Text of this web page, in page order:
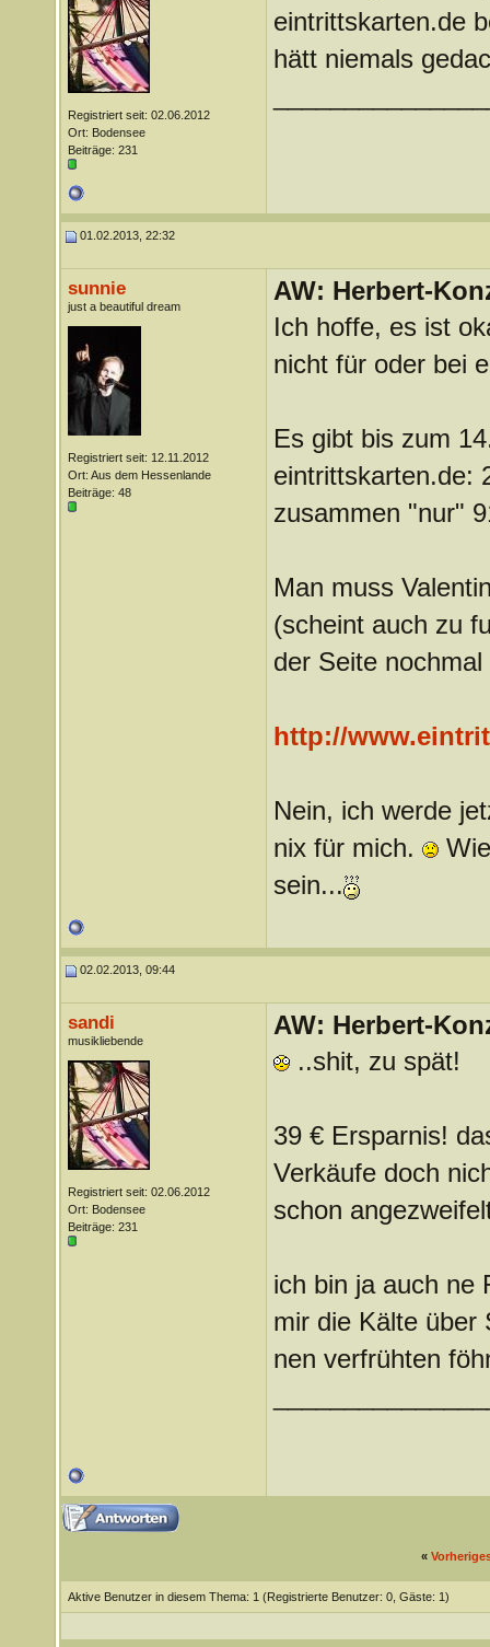
Registriert seit: 02.06.2012
Ort: Bodensee
Beiträge: 231
eintrittskarten.de
hätt niemals
01.02.2013, 22:32
sunnie
just a beautiful dream
Registriert seit: 12.11.2012
Ort: Aus dem Hessenlande
Beiträge: 48
AW: Herbert-
Ich hoffe, es ist
nicht für oder bei
Es gibt bis zum
eintrittskarten.de:
zusammen "nur"
Man muss
(scheint auch zu
der Seite
http://
Nein, ich werde
nix für mich.
sein...
02.02.2013, 09:44
sandi
musikliebende
Registriert seit: 02.06.2012
Ort: Bodensee
Beiträge: 231
AW: Herbert-
..shit, zu spät!
39 € Ersparnis!
Verkäufe doch
schon
ich bin ja auch ne
mir die Kälte über
nen verfrühten
«
Aktive Benutzer in diesem Thema: 1 (Registrierte Benutzer: 0, Gäste: 1)